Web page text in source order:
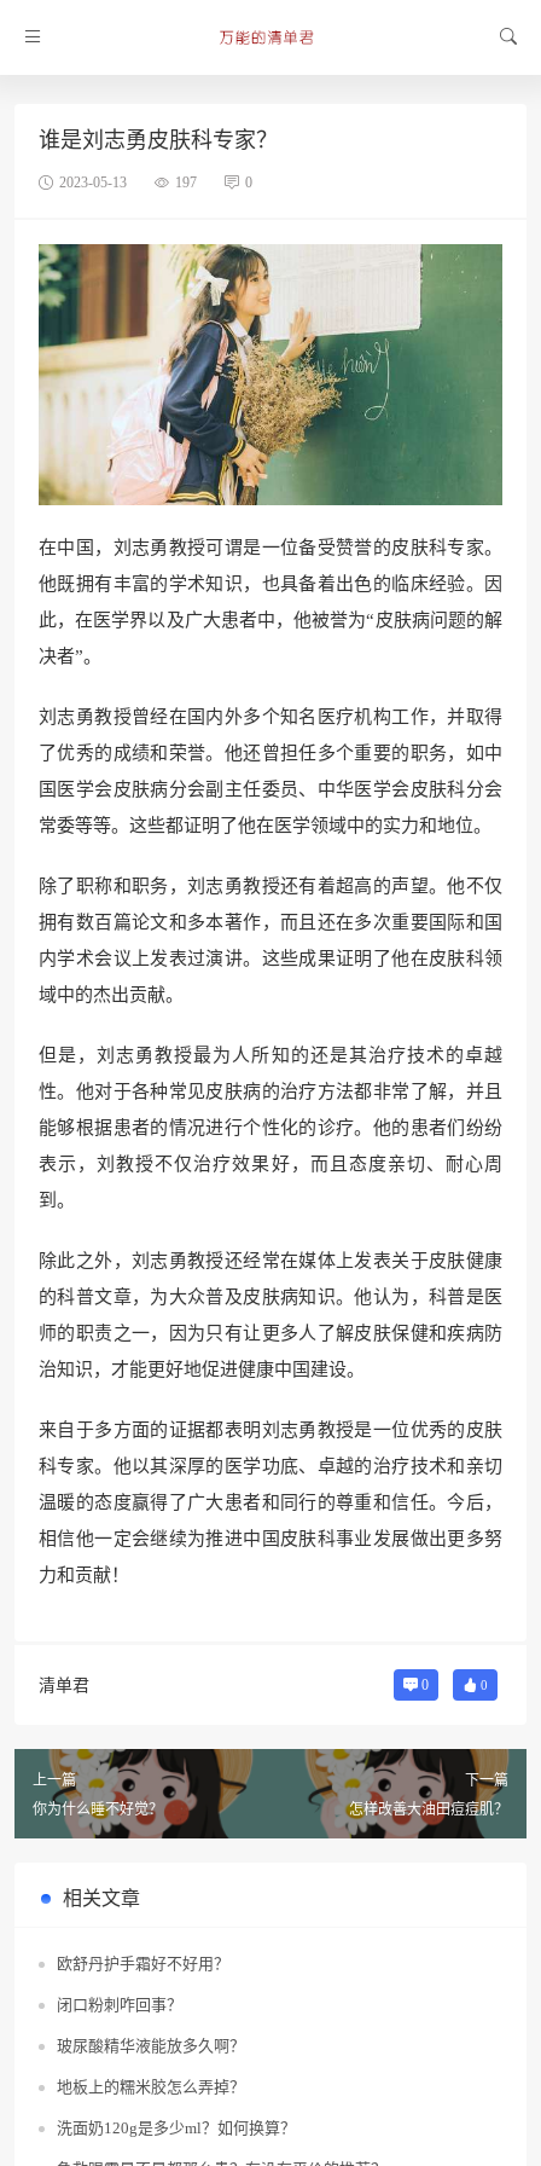
谁是刘志勇皮肤科专家？
2023-05-13 197 0
在中国，刘志勇教授可谓是一位备受赞誉的皮肤科专家。
他既拥有丰富的学术知识，也具备着出色的临床经验。因
此，在医学界以及广大患者中，他被誉为“皮肤病问题的解
决者”。
刘志勇教授曾经在国内外多个知名医疗机构工作，并取得
了优秀的成绩和荣誉。他还曾担任多个重要的职务，如中
国医学会皮肤病分会副主任委员、中华医学会皮肤科分会
常委等等。这些都证明了他在医学领域中的实力和地位。
除了职称和职务，刘志勇教授还有着超高的声望。他不仅
拥有数百篇论文和多本著作，而且还在多次重要国际和国
内学术会议上发表过演讲。这些成果证明了他在皮肤科领
域中的杰出贡献。
但是，刘志勇教授最为人所知的还是其治疗技术的卓越
性。他对于各种常见皮肤病的治疗方法都非常了解，并且
能够根据患者的情况进行个性化的诊疗。他的患者们纷纷
表示，刘教授不仅治疗效果好，而且态度亲切、耐心周
到。
除此之外，刘志勇教授还经常在媒体上发表关于皮肤健康
的科普文章，为大众普及皮肤病知识。他认为，科普是医
师的职责之一，因为只有让更多人了解皮肤保健和疾病防
治知识，才能更好地促进健康中国建设。
来自于多方面的证据都表明刘志勇教授是一位优秀的皮肤
科专家。他以其深厚的医学功底、卓越的治疗技术和亲切
温暖的态度赢得了广大患者和同行的尊重和信任。今后，
相信他一定会继续为推进中国皮肤科事业发展做出更多努
力和贡献！
清单君 0 0
上一篇
你为什么睡不好觉？
下一篇
怎样改善大油田痘痘肌？
相关文章
欧舒丹护手霜好不好用？
闭口粉刺咋回事？
玻尿酸精华液能放多久啊？
地板上的糯米胶怎么弄掉？
洗面奶120g是多少ml？如何换算？